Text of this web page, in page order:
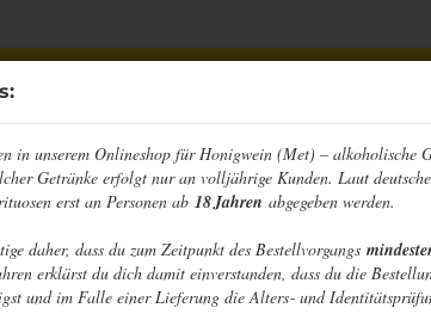
in unserem Onlineshop für Honigwein (Met) – alkoholische
Getränke erfolgt nur an volljährige Kunden. Laut
erst an Personen ab 18 Jahren abgegeben werden.
daher, dass du zum Zeitpunkt des Bestellvorgangs
erklärst du dich damit einverstanden, dass du die
und im Falle einer Lieferung die Alters‑ und
Lieferland
HONIGWEINE BIERMISCHGETRÄNKE